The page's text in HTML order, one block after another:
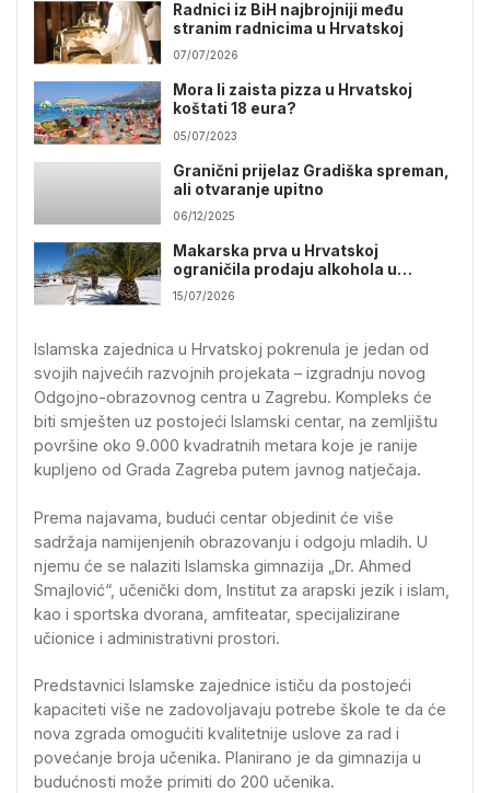
Radnici iz BiH najbrojniji među
stranim radnicima u Hrvatskoj
07/07/2026
Mora li zaista pizza u Hrvatskoj
koštati 18 eura?
05/07/2023
Granični prijelaz Gradiška spreman,
ali otvaranje upitno
06/12/2025
Makarska prva u Hrvatskoj
ograničila prodaju alkohola u
trgovinama
15/07/2026
Islamska zajednica u Hrvatskoj pokrenula je jedan od
svojih najvećih razvojnih projekata – izgradnju novog
Odgojno-obrazovnog centra u Zagrebu. Kompleks će
biti smješten uz postojeći Islamski centar, na zemljištu
površine oko 9.000 kvadratnih metara koje je ranije
kupljeno od Grada Zagreba putem javnog natječaja.
Prema najavama, budući centar objedinit će više
sadržaja namijenjenih obrazovanju i odgoju mladih. U
njemu će se nalaziti Islamska gimnazija „Dr. Ahmed
Smajlović“, učenički dom, Institut za arapski jezik i islam,
kao i sportska dvorana, amfiteatar, specijalizirane
učionice i administrativni prostori.
Predstavnici Islamske zajednice ističu da postojeći
kapaciteti više ne zadovoljavaju potrebe škole te da će
nova zgrada omogućiti kvalitetnije uslove za rad i
povećanje broja učenika. Planirano je da gimnazija u
budućnosti može primiti do 200 učenika.